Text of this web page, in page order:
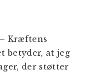
Kræftens
betyder, at jeg
der støtter